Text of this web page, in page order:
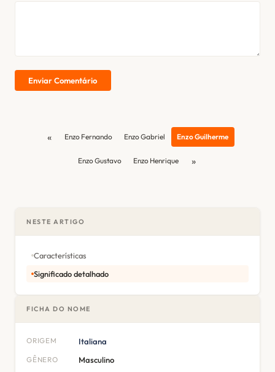
Enviar Comentário
« Enzo Fernando Enzo Gabriel Enzo Guilherme
Enzo Gustavo Enzo Henrique »
NESTE ARTIGO
Características
Significado detalhado
FICHA DO NOME
ORIGEM Italiana
GÊNERO Masculino